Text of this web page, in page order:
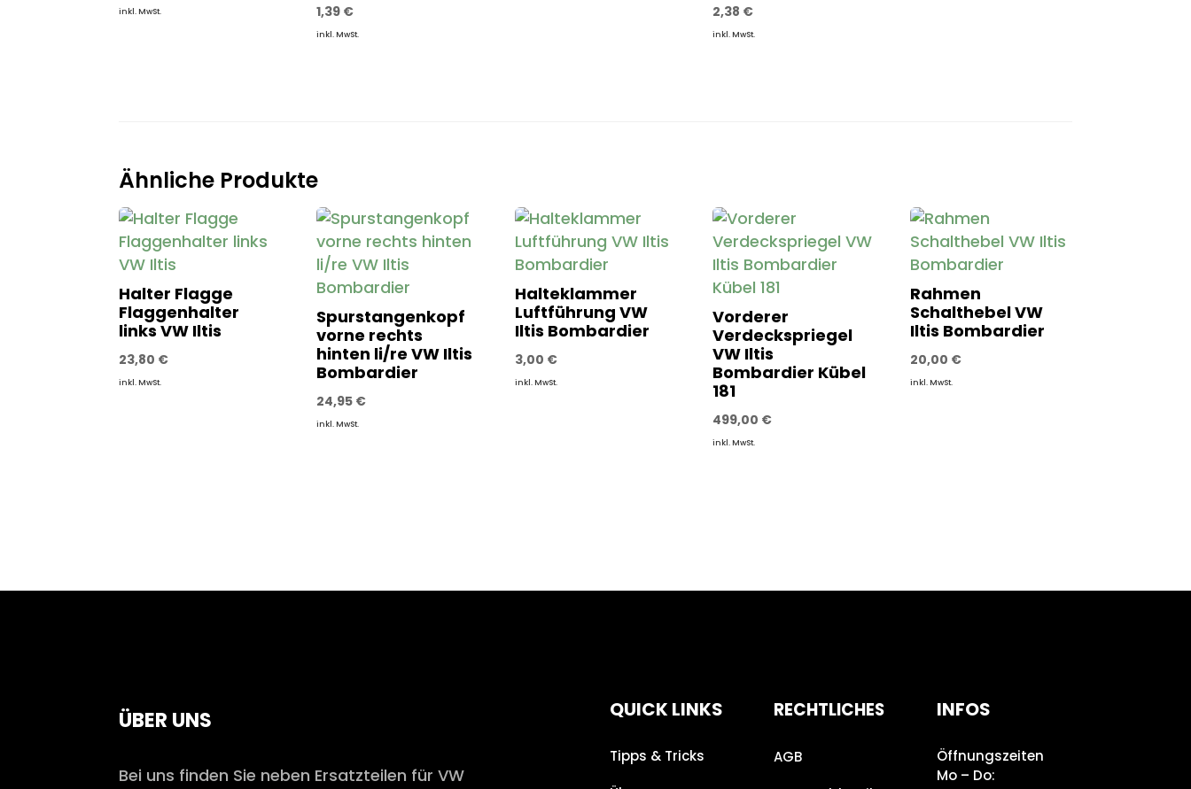
inkl. MwSt. 1,39 €
inkl. MwSt.
2,38 €
inkl. MwSt.
Ähnliche Produkte
Halter Flagge
Flaggenhalter
links VW Iltis
23,80 €
inkl. MwSt.
Spurstangenkopf
vorne rechts
hinten li/re VW Iltis
Bombardier
24,95 €
inkl. MwSt.
Halteklammer
Luftführung VW
Iltis Bombardier
3,00 €
inkl. MwSt.
Vorderer
Verdeckspriegel
VW Iltis
Bombardier Kübel
181
499,00 €
inkl. MwSt.
Rahmen
Schalthebel VW
Iltis Bombardier
20,00 €
inkl. MwSt.
ÜBER UNS
Bei uns finden Sie neben Ersatzteilen für VW
QUICK LINKS
Tipps & Tricks
RECHTLICHES
AGB
INFOS
Öffnungszeiten
Mo – Do: